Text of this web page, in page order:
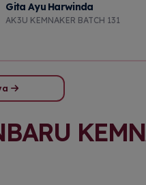
Gita Ayu Harwinda
AK3U KEMNAKER BATCH 131